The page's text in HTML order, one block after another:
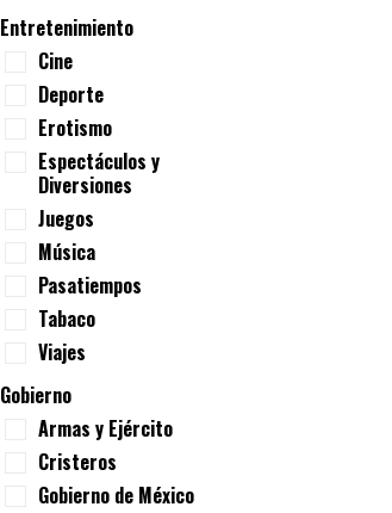
Entretenimiento
Cine
Deporte
Erotismo
Espectáculos y
Diversiones
Juegos
Música
Pasatiempos
Tabaco
Viajes
Gobierno
Armas y Ejército
Cristeros
Gobierno de México